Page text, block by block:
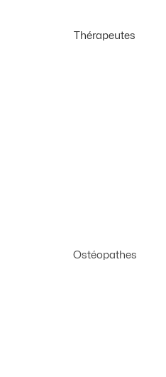
Thérapeutes
Ostéopathes